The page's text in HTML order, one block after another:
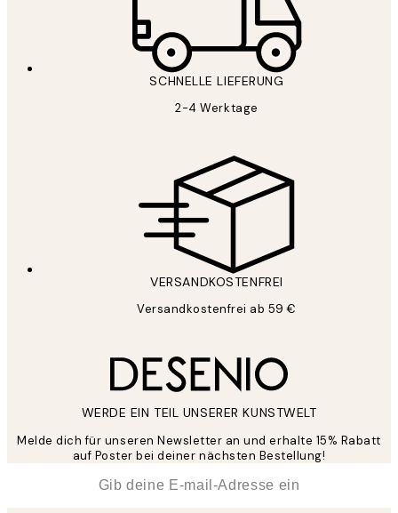
SCHNELLE LIEFERUNG
2-4 Werktage
VERSANDKOSTENFREI
Versandkostenfrei ab 59 €
WERDE EIN TEIL UNSERER KUNSTWELT
Melde dich für unseren Newsletter an und erhalte 15% Rabatt
auf Poster bei deiner nächsten Bestellung!